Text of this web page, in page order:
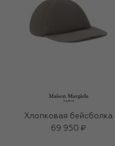
Хлопковая бейсболка
69 950 ₽